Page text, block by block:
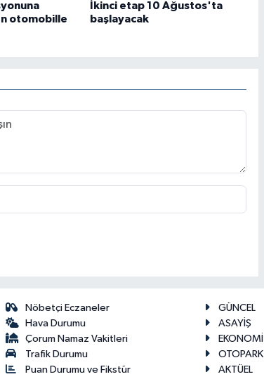
otomobille
İkinci etap 10 Ağustos'ta
başlayacak
Nöbetçi Eczaneler
Hava Durumu
Çorum Namaz Vakitleri
Trafik Durumu
Puan Durumu ve Fikstür
GÜNCEL
ASAYİŞ
EKONOMİ
OTOPARK
AKTÜEL